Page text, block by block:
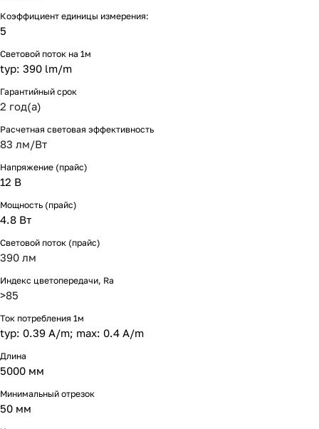
Коэффициент единицы измерения:
5
Световой поток на 1м
typ: 390 lm/m
Гарантийный срок
2 год(а)
Расчетная световая эффективность
83 лм/Вт
Напряжение (прайс)
12 В
Мощность (прайс)
4.8 Вт
Световой поток (прайс)
390 лм
Индекс цветопередачи, Ra
>85
Ток потребления 1м
typ: 0.39 A/m; max: 0.4 A/m
Длина
5000 мм
Минимальный отрезок
50 мм